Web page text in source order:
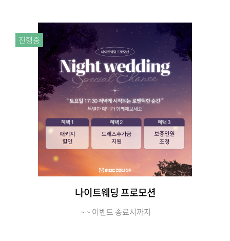
나이트웨딩 프로모션
진행중
~ ~ 이벤트 종료시까지